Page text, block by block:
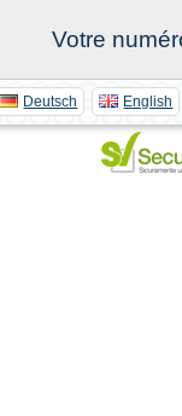
Votre
Deutsch English